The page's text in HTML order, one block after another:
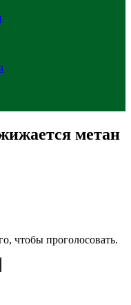
метан
чтобы проголосовать.